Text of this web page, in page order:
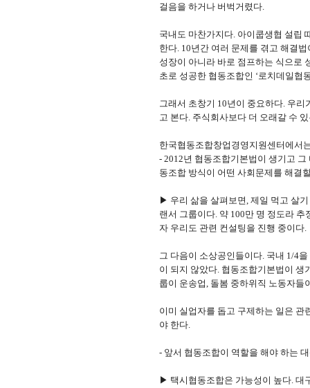
걸음을 하거나 버벅거렸다.
국내도 마찬가지다. 아이쿱생협 설립
한다. 10년간 여러 문제를 겪고 해결
성장이 아니라 바로 점프하는 식으로
초로 성공한 협동조합인 ‘로치데일협
그래서 초창기 10년이 중요하다. 우
고 본다. 주식회사보다 더 오래갈 수
한국협동조합창업경영지원센터에서
- 2012년 협동조합기본법이 생기고
동조합 방식이 어떤 사회문제를 해결
▶ 우리 삶을 살펴보면, 제일 먹고 살
랜서 그룹이다. 약 100만 명 정도라
자 우리도 관련 컨설팅을 진행 중이다.
그 다음이 소상공인들이다. 국내 1/4
이 되지 않았다. 협동조합기본법이
룹이 운송업, 돌봄 중하위직 노동자
이미 실업자를 돕고 구제하는 일은 관
야 한다.
- 앞서 협동조합이 역할을 해야 하는
▶ 택시협동조합은 가능성이 높다. 대